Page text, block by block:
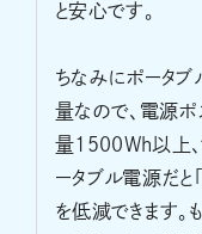
と安心です。
ちなみにポータ
量なので、電源ポ
量1500Wh以上
ータブル電源だと
を低減できます。